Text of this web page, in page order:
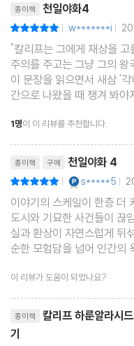
종이책 천일야화4
| w*******i |
"칼리프는 그에게 재상을
주의를 주고는 그냥 그의
이 문장을 읽으면서 새삼 '
간으로 나왔을 때 챙겨 봐야
^) 연일 총리문제로 시끄
화'의 4편 도 필히 권하고 싶
1명이 이 리뷰를 추천합니다.
종이책 구매 천일야화 4
| s*****5 |
이야기의 스케일이 한층 더
도시와 기묘한 사건들이 끊
실과 환상이 자연스럽게 뒤
순한 모험담을 넘어 인간의
있어 오래 곱씹게 된다. 오
력 있어 시간 가는 줄 모르고
이 리뷰가 도움이 되었나요?
종이책
칼리프 하룬알라시
기